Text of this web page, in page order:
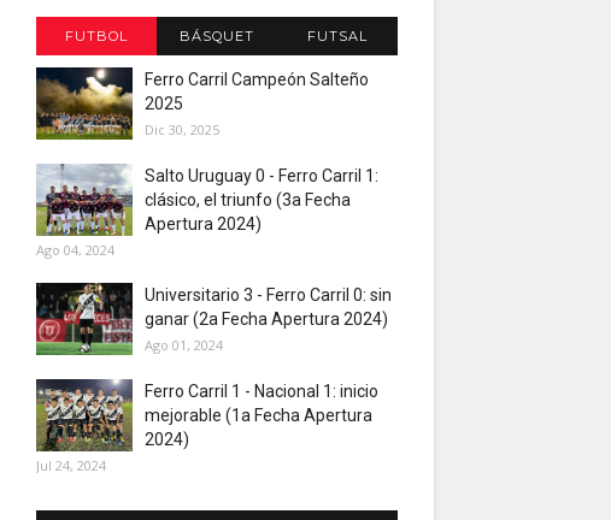
FUTBOL BÁSQUET FUTSAL
Ferro Carril Campeón Salteño
2025
Dic 30, 2025
Salto Uruguay 0 - Ferro Carril 1:
clásico, el triunfo (3a Fecha
Apertura 2024)
Ago 04, 2024
Universitario 3 - Ferro Carril 0: sin
ganar (2a Fecha Apertura 2024)
Ago 01, 2024
Ferro Carril 1 - Nacional 1: inicio
mejorable (1a Fecha Apertura
2024)
Jul 24, 2024